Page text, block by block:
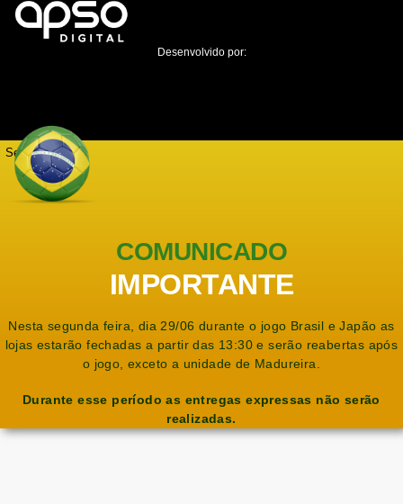
Desenvolvido por:
Seja notificado
COMUNICADO
IMPORTANTE
Nesta segunda feira, dia 29/06 durante o jogo Brasil e Japão as
lojas estarão fechadas a partir das 13:30 e serão reabertas após
o jogo, exceto a unidade de Madureira.
Durante esse período as entregas expressas não serão
realizadas.